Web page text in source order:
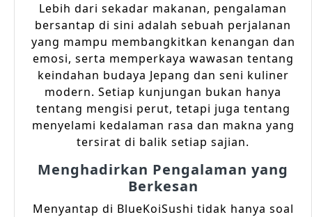
Lebih dari sekadar makanan, pengalaman
bersantap di sini adalah sebuah perjalanan
yang mampu membangkitkan kenangan dan
emosi, serta memperkaya wawasan tentang
keindahan budaya Jepang dan seni kuliner
modern. Setiap kunjungan bukan hanya
tentang mengisi perut, tetapi juga tentang
menyelami kedalaman rasa dan makna yang
tersirat di balik setiap sajian.
Menghadirkan Pengalaman yang
Berkesan
Menyantap di BlueKoiSushi tidak hanya soal